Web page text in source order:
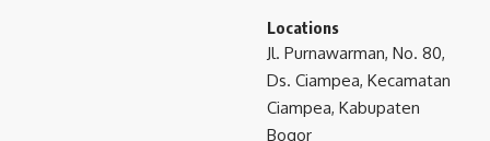
Locations
Jl. Purnawarman, No. 80,
Ds. Ciampea, Kecamatan
Ciampea, Kabupaten
Bogor